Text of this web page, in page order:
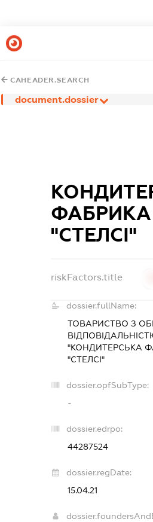
CAHEADER.SEARCH
document.dossier
ФАБРИКА
"СТЕЛСІ"
riskFactors.title
dossier.fullName:
ТОВАРИСТВО З
"КОНДИТЕРСЬКА
"СТЕЛСІ"
dossier.opfSubType:
-
dossier.edrpo:
44287524
dossier.regDate:
15.04.21